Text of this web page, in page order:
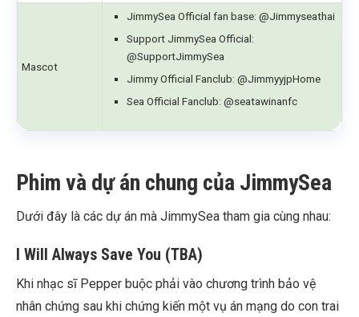
Mascot
JimmySea Official fan base: @Jimmyseathai
Support JimmySea Official:
@SupportJimmySea
Jimmy Official Fanclub: @JimmyyjpHome
Sea Official Fanclub: @seatawinanfc
Phim và dự án chung của JimmySea
Dưới đây là các dự án mà JimmySea tham gia cùng nhau:
I Will Always Save You (TBA)
Khi nhạc sĩ Pepper buộc phải vào chương trình bảo vệ
nhân chứng sau khi chứng kiến một vụ án mạng do con trai